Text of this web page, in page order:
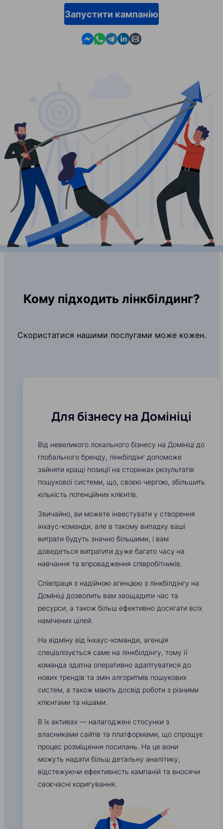
Запустити кампанію
Contact us in Messenger
Contact us in WhatsApp
Contact us in Telegram
Contact us in Linkedin
Contact us by email
Кому підходить лінкбілдинг?
Скористатися нашими послугами може кожен.
Для бізнесу на Домініці
Від невеликого локального бізнесу на Домініці до
глобального бренду, лінкбілдінг допоможе
зайняти кращі позиції на сторінках результатів
пошукової системи, що, своєю чергою, збільшить
кількість потенційних клієнтів.
Звичайно, ви можете інвестувати у створення
інхаус-команди, але в такому випадку ваші
витрати будуть значно більшими, і вам
доведеться витратити дуже багато часу на
навчання та впровадження співробітників.
Співпраця з надійною агенцією з лінкбілдінгу на
Домініці дозволить вам заощадити час та
ресурси, а також більш ефективно досягати всіх
намічених цілей.
На відміну від інхаус-команди, агенція
спеціалізується саме на лінкбілдінгу, тому її
команда здатна оперативно адаптуватися до
нових трендів та змін алгоритмів пошукових
систем, а також мають досвід роботи з різними
клієнтами та нішами.
В їх активах — налагоджені стосунки з
власниками сайтів та платформами, що спрощує
процес розміщення посилань. На це вони
можуть надати більш детальну аналітику,
відстежуючи ефективність кампаній та вносячи
своєчасні коригування.